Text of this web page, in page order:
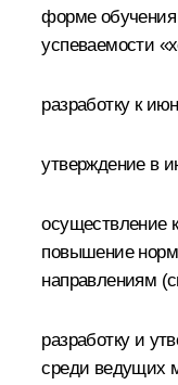
форме обучения
успеваемости
разработку к
утверждение в
осуществление
повышение
направлениям
разработку и
среди ведущих